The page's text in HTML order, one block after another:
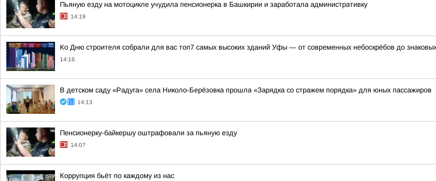
Пьяную езду на мотоцикле учудила пенсионерка в Башкирии и заработала административку
14:19
Ко Дню строителя собрали для вас топ7 самых высоких зданий Уфы — от современных небоскрёбов до
14:16
В детском саду «Радуга» села Николо-Берёзовка прошла «Зарядка со стражем порядка» для юных пассажиров
14:13
Пенсионерку-байкершу оштрафовали за пьяную езду
14:07
Коррупция бьёт по каждому из нас